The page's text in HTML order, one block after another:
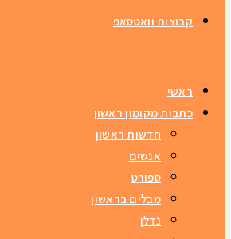
קבוצות וואטסאפ
ראשי
כתבות מקומון ראשון
חדשות ראשון
אנשים
ספורט
מבלים בראשון
נדלן